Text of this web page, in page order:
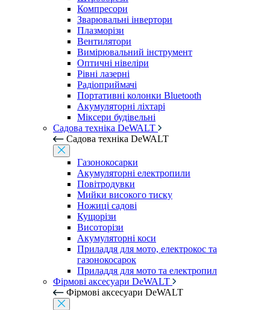
Компресори
Зварювальні інвертори
Плазморізи
Вентилятори
Вимірювальний інструмент
Оптичні нівеліри
Рівні лазерні
Радіоприймачі
Портативні колонки Bluetooth
Акумуляторні ліхтарі
Міксери будівельні
Садова техніка DeWALT
Садова техніка DeWALT
Газонокосарки
Акумуляторні електропили
Повітродувки
Мийки високого тиску
Ножиці садові
Кущорізи
Висоторізи
Акумуляторні коси
Приладдя для мото, електрокос та
газонокосарок
Приладдя для мото та електропил
Фірмові аксесуари DeWALT
Фірмові аксесуари DeWALT